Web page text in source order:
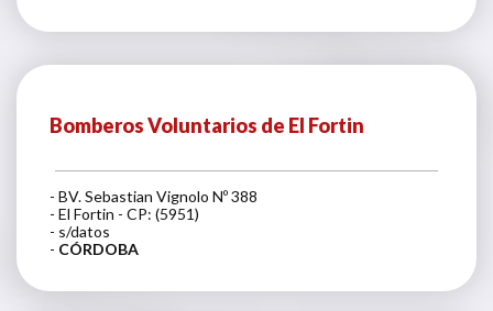
Bomberos Voluntarios de El Fortin
- BV. Sebastian Vignolo Nº 388
- El Fortin - CP: (5951)
- s/datos
- CÓRDOBA